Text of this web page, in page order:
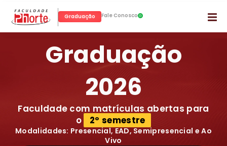
Graduação Fale Conosco
Graduação
2026
Faculdade com matrículas abertas para
o
2º semestre
Modalidades: Presencial, EAD, Semipresencial e Ao
Vivo